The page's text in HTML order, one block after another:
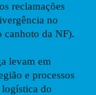
reclamações
no
canhoto da NF).
levam em
e processos
logística do